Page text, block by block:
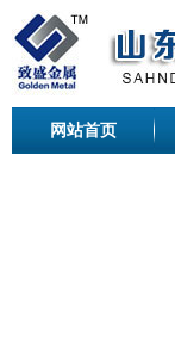
网站首页